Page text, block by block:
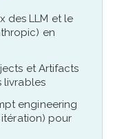
des LLM et le
en
et Artifacts
livrables
engineering
itération) pour